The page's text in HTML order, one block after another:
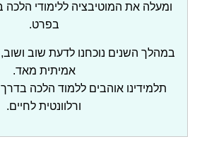
ומעלה את המוטיבציה ללימודי
בפרט.
במהלך השנים נוכחנו לדעת שוב ושוב,
אמיתית מאד.
תלמידינו אוהבים ללמוד הלכה
ורלוונטית לחיים.